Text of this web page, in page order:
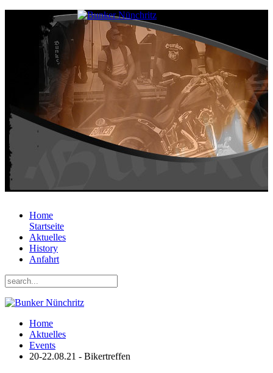
Home
Startseite
Aktuelles
History
Anfahrt
Home
Aktuelles
Events
20-22.08.21 - Bikertreffen